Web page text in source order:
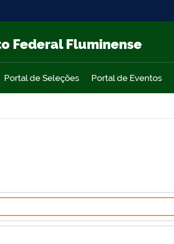
Federal Fluminense
Portal de Seleções Portal de Eventos